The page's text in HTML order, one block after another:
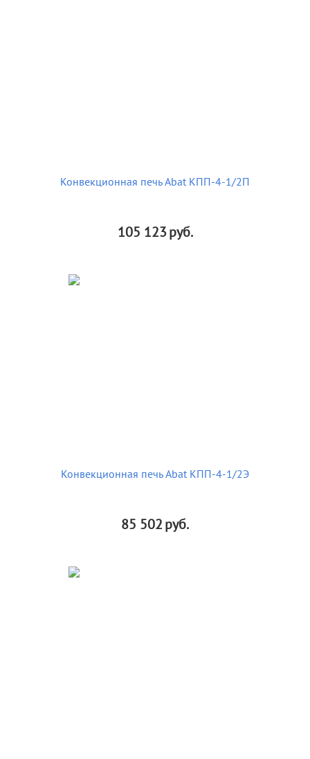
Конвекционная печь Abat КПП-4-1/2П
105 123руб.
Конвекционная печь Abat КПП-4-1/2Э
85 502руб.